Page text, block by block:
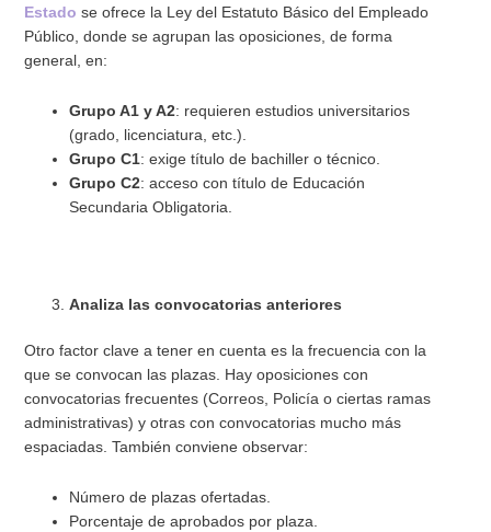
Estado se ofrece la Ley del Estatuto Básico del Empleado
Público, donde se agrupan las oposiciones, de forma
general, en:
Grupo A1 y A2: requieren estudios universitarios
(grado, licenciatura, etc.).
Grupo C1: exige título de bachiller o técnico.
Grupo C2: acceso con título de Educación
Secundaria Obligatoria.
Analiza las convocatorias anteriores
Otro factor clave a tener en cuenta es la frecuencia con la
que se convocan las plazas. Hay oposiciones con
convocatorias frecuentes (Correos, Policía o ciertas ramas
administrativas) y otras con convocatorias mucho más
espaciadas. También conviene observar:
Número de plazas ofertadas.
Porcentaje de aprobados por plaza.